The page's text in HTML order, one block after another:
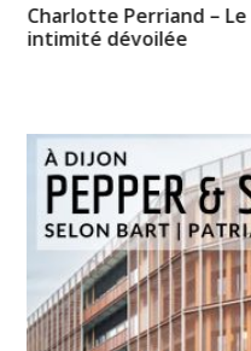
Charlotte Perriand –
intimité dévoilée